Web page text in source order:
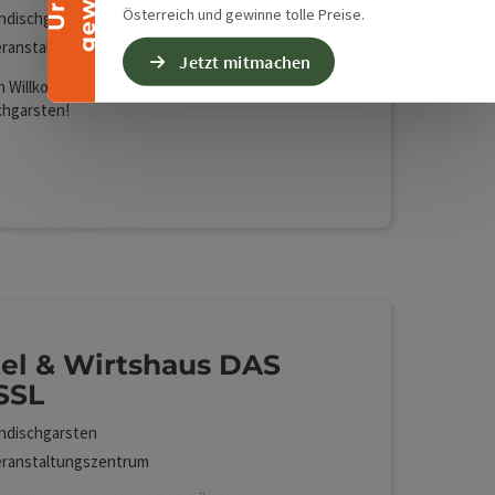
Österreich und gewinne tolle Preise.
Jetzt mitmachen
Willkommen im Evangelischen Freizeitheim in
(kostenlos)
& Wirtshaus DAS